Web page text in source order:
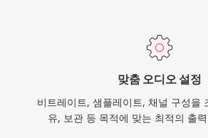
맞춤 오디오 설정
비트레이트, 샘플레이트, 채널 구성을
유, 보관 등 목적에 맞는 최적의 출